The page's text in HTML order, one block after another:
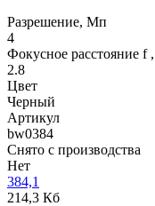
Разрешение, Мп
4
Фокусное расстояние f
2.8
Цвет
Черный
Артикул
bw0384
Снято с производства
Нет
384,1
214,3 Кб